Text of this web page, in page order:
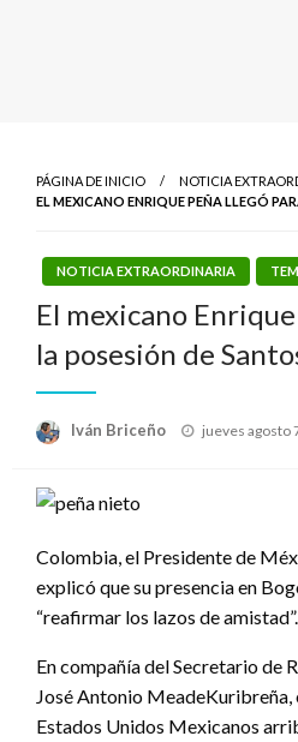
PÁGINA DE INICIO
NOTICIA
EL MEXICANO ENRIQUE PEÑA LLEGÓ
NOTICIA EXTRAORDINARIA
El mexicano
la posesión de
Iván Briceño
Publicado
jueves agosto
Colombia, el Presidente de
explicó que su presencia en
“reafirmar los lazos de amistad”.
En compañía del Secretario de
José Antonio MeadeKuribreña,
Estados Unidos Mexicanos